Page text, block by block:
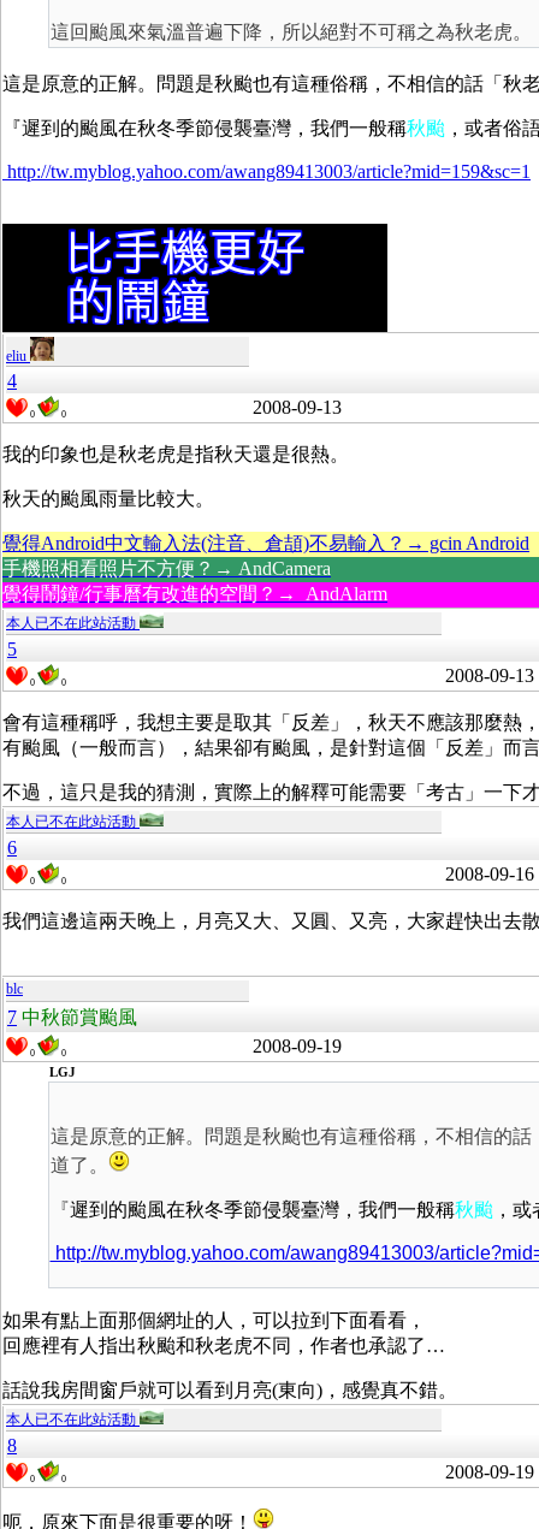
這回颱風來氣溫普遍下降，所以絕對不可稱之為秋老虎。
這是原意的正解。問題是秋颱也有這種俗稱，不相信的話「秋
『遲到的颱風在秋冬季節侵襲臺灣，我們一般稱秋颱 ，或者俗
http://tw.myblog.yahoo.com/awang89413003/article?mid=159&sc=1
eliu
4
0 0 2008-09-13
我的印象也是秋老虎是指秋天還是很熱。
秋天的颱風雨量比較大。
覺得Android中文輸入法(注音、倉頡)不易輸入？→ gcin Android
手機照相看照片不方便？→ AndCamera
覺得鬧鐘/行事曆有改進的空間？→ AndAlarm
本人已不在此站活動
5
0 0 2008-09-13
會有這種稱呼，我想主要是取其「反差」，秋天不應該那麼熱
有颱風（一般而言），結果卻有颱風，是針對這個「反差」而
不過，這只是我的猜測，實際上的解釋可能需要「考古」一下
本人已不在此站活動
6
0 0 2008-09-16
我們這邊這兩天晚上，月亮又大、又圓、又亮，大家趕快出去
blc
7 中秋節賞颱風
0 0 2008-09-19
LGJ
這是原意的正解。問題是秋颱也有這種俗稱，不相信的
道了。
『遲到的颱風在秋冬季節侵襲臺灣，我們一般稱秋颱，或
http://tw.myblog.yahoo.com/awang89413003/
如果有點上面那個網址的人，可以拉到下面看看，
回應裡有人指出秋颱和秋老虎不同，作者也承認了…
話說我房間窗戶就可以看到月亮(東向)，感覺真不錯。
本人已不在此站活動
8
0 0 2008-09-19
呃，原來下面是很重要的呀！